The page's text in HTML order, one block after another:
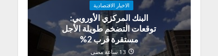
الاخبار الاقتصادية
البنك المركزي الأوروبي:
توقعات التضخم طويلة الأجل
مستقرة قرب 2%
13 ساعة مضى